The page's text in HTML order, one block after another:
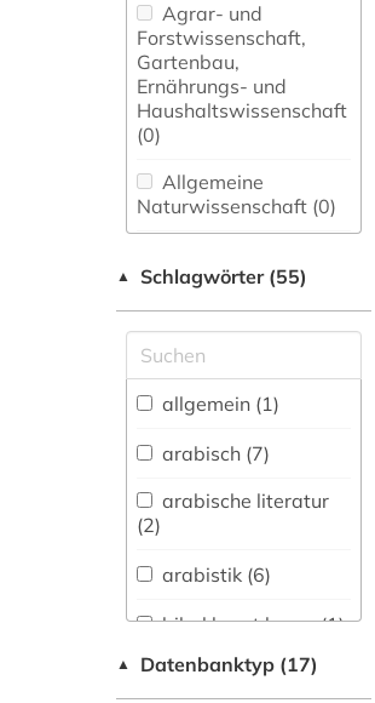
Agrar- und
Forstwissenschaft,
Gartenbau,
Ernährungs- und
Haushaltswissenschaft
(0)
Allgemeine
Naturwissenschaft (0)
fachübergreifende
Allgemeine und
vergleichende Sprach-
und
Literaturwissenschaft.
Indogermanistik.
Außereuropäische
Sprachen und
Literaturen (4)
Amtliche
Veröffentlichungen (0)
Amerikanistik (0)
▲ Schlagwörter (55)
allgemein (1)
arabisch (7)
arabische literatur
(2)
arabistik (6)
bibel kunst koran (1)
bibliografie (2)
▲ Datenbanktyp (17)